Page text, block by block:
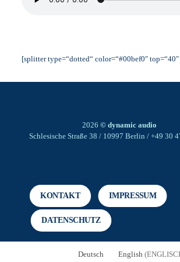
[splitter type=“dotted“ color=“#00bef0″
2026 © dynamic audio
Schlesische Straße 38 / 10997 Berlin / +49 30
KONTAKT IMPRESSUM
DATENSCHUTZ
Deutsch English (